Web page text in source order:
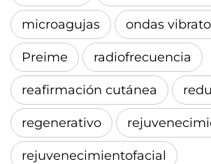
microagujas ondas
Preime radiofrecuencia
reafirmación cutánea
regenerativo
rejuvenecimientofacial